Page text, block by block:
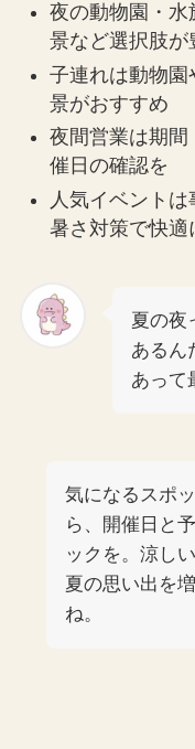
夜の動物園・水
景など選択肢が
子連れは動物園
景がおすすめ
夜間営業は期間
催日の確認を
人気イベント
暑さ対策で快適
夏の夜
あるん
あって
気になるスポ
ら、開催日と
ックを。涼し
夏の思い出を
ね。